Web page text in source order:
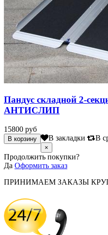
Пандус складной 2-
АНТИСЛИП
15800 руб
В закладки В
×
Продолжить покупки?
Да Оформить заказ
ПРИНИМАЕМ ЗАКАЗЫ